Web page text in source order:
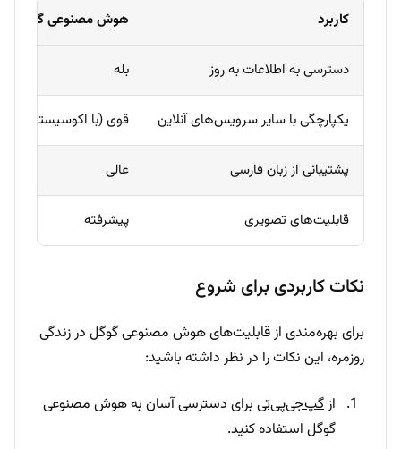
کاربرد هوش مصنوعی گوگل
دسترسی به اطلاعات به روز بله
یکپارچگی با سایر سرویس‌های آنلاین قوی (با اکوسیستم
پشتیبانی از زبان فارسی عالی
قابلیت‌های تصویری پیشرفته
نکات کاربردی برای شروع
برای بهره‌مندی از قابلیت‌های هوش مصنوعی گوگل در زندگی
روزمره، این نکات را در نظر داشته باشید:
ازگپ‌جی‌پی‌تی برای دسترسی آسان به هوش مصنوعی
گوگل استفاده کنید.